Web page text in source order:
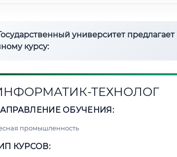
университет
курсу:
ТЕХНОЛОГ
ОБУЧЕНИЯ:
промышленность
КУРСОВ: